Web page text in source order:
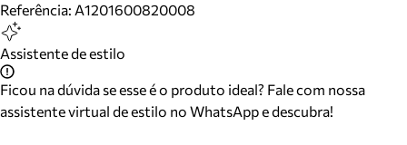
Referência: A1201600820008
Assistente de estilo
Ficou na dúvida se esse é o produto ideal? Fale com nossa
assistente virtual de estilo no WhatsApp e descubra!